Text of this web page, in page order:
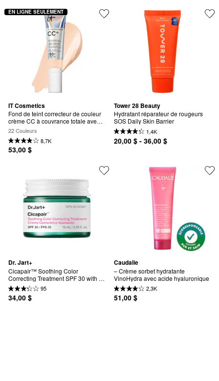
IT Cosmetics
Fond de teint correcteur de couleur
crème CC à couvrance totale avec
FPS 50+
22 Couleurs
8,7K
53,00 $
EN LIGNE SEULEMENT
Tower 28 Beauty
Hydratant réparateur de rougeurs
SOS Daily Skin Barrier
1,4K
20,00 $ - 36,00 $
Dr. Jart+
Cicapair™ Soothing Color
Correcting Treatment SPF 30 with
Centella Asiatica Extracts
95
34,00 $
Caudalie
– Crème sorbet hydratante
VinoHydra avec acide hyaluronique
2,3K
51,00 $